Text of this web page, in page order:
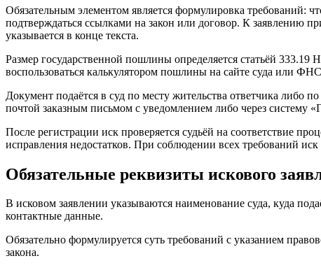
Обязательным элементом является формулировка требований:
подтверждаться ссылками на закон или договор. К заявлению
указывается в конце текста.
Размер государственной пошлины определяется статьёй
воспользоваться калькулятором пошлины на сайте суда или
Документ подаётся в суд по месту жительства ответчика либо
почтой заказным письмом с уведомлением либо через систему
После регистрации иск проверяется судьёй на соответствие
исправления недостатков. При соблюдении всех требований иск
Обязательные реквизиты искового
В исковом заявлении указываются наименование суда, куда
контактные данные.
Обязательно формулируется суть требований с указанием
закона.